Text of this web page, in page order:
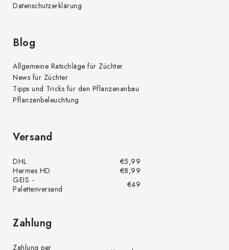
Datenschutzerklärung
Blog
Allgemeine Ratschläge für Züchter
News für Züchter
Tipps und Tricks für den Pflanzenanbau
Pflanzenbeleuchtung
Versand
DHL
€5,99
Hermes HD
€8,99
GEIS -
Palettenversand
€49
Zahlung
Zahlung per